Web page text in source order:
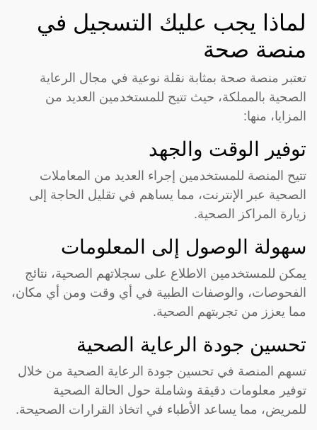
لماذا يجب عليك التسجيل في
منصة صحة
تعتبر منصة صحة بمثابة نقلة نوعية في مجال الرعاية
الصحية بالمملكة، حيث تتيح للمستخدمين العديد من
المزايا، منها:
توفير الوقت والجهد
تتيح المنصة للمستخدمين إجراء العديد من المعاملات
الصحية عبر الإنترنت، مما يساهم في تقليل الحاجة إلى
زيارة المراكز الصحية.
سهولة الوصول إلى المعلومات
يمكن للمستخدمين الاطلاع على سجلاتهم الصحية، نتائج
الفحوصات، والوصفات الطبية في أي وقت ومن أي مكان،
مما يعزز من تجربتهم الصحية.
تحسين جودة الرعاية الصحية
تسهم المنصة في تحسين جودة الرعاية الصحية من خلال
توفير معلومات دقيقة وشاملة حول الحالة الصحية
للمريض، مما يساعد الأطباء في اتخاذ القرارات الصحيحة.